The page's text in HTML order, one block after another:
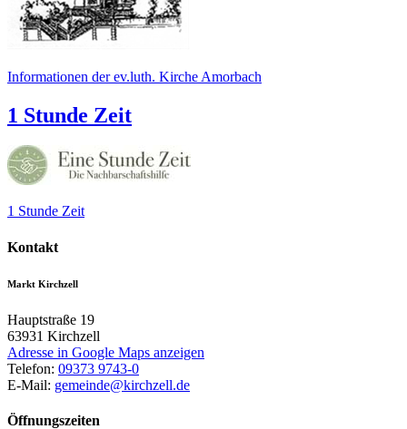
Informationen der ev.luth. Kirche Amorbach
1 Stunde Zeit
1 Stunde Zeit
Kontakt
Markt Kirchzell
Hauptstraße 19
63931 Kirchzell
Adresse in Google Maps anzeigen
Telefon: 09373 9743-0
E-Mail: gemeinde@kirchzell.de
Öffnungszeiten